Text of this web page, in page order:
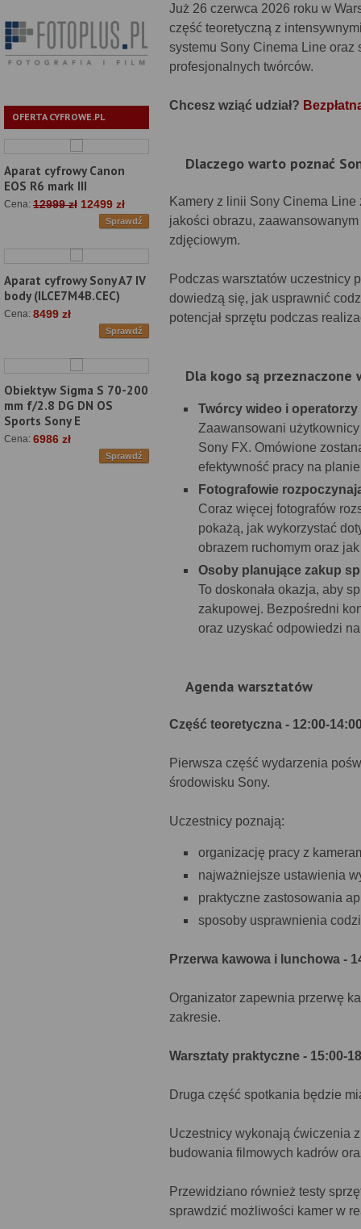
OFERTA CYFROWE.PL
Aparat cyfrowy Canon
EOS R6 mark III
Cena: 12999 zł 12499 zł
Sprawdź
Aparat cyfrowy Sony A7 IV
body (ILCE7M4B.CEC)
Cena: 8499 zł
Sprawdź
Obiektyw Sigma S 70-200
mm f/2.8 DG DN OS
Sports Sony E
Cena: 6986 zł
Sprawdź
Już 26 czerwca 2026 roku w
część teoretyczną z
systemu Sony Cinema Line oraz
profesjonalnych twórców.
Chcesz wziąć udział?
Dlaczego warto poznać
Kamery z linii Sony Cinema
jakości obrazu,
zdjęciowym.
Podczas warsztatów uczestnicy
dowiedzą się, jak usprawnić
potencjał sprzętu podczas
Dla kogo są przeznaczone
Twórcy wideo i operatorzy
Zaawansowani
Sony FX. Omówione
efektywność pracy na
Fotografowie
Coraz więcej fotografów
pokażą, jak wykorzystać
obrazem ruchomym oraz
Osoby planujące zakup
To doskonała okazja, aby
zakupowej. Bezpośredni
oraz uzyskać odpowiedzi
Agenda warsztatów
Część teoretyczna - 12:00-
Pierwsza część wydarzenia
środowisku Sony.
Uczestnicy poznają:
organizację pracy z
najważniejsze ustawienia
praktyczne zastosowania
sposoby usprawnienia
Przerwa kawowa i lunchowa -
Organizator zapewnia przerwę
zakresie.
Warsztaty praktyczne - 15:00-
Druga część spotkania będzie
Uczestnicy wykonają ćwiczenia
budowania filmowych kadrów
Przewidziano również testy
sprawdzić możliwości kamer w